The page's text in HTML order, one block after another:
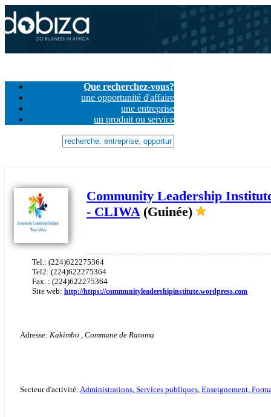
Que recherchez-vous?
une opportunité d'affaire
une entreprise
un produit ou service
Community Leadership
- CLIWA(Guinée)
Tel.: (224)622275364
Tel2: (224)622275364
Fax. : (224)622275364
Site web: http://https://communityleadershipinstitute.wordpress.com
Adresse: Kakimbo , Commune de Ratoma
Secteur d'activité: Administrations, Services publiques, Enseignement,